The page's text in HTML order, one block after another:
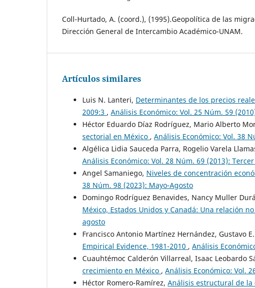
Coll-Hurtado, A. (coord.), (1995).Geopolítica de las
Dirección General de Intercambio Académico-UNAM.
Artículos similares
Luis N. Lanteri, Determinantes de los precios
2009:3 , Análisis Económico: Vol. 25 Núm. 59
Héctor Eduardo Díaz Rodríguez, Mario Alberto
sectorial en México , Análisis Económico: Vol. 38
Algélica Lidia Sauceda Parra, Rogelio Varela
Análisis Económico: Vol. 28 Núm. 69 (2013):
Angel Samaniego, Niveles de concentración
38 Núm. 98 (2023): Mayo-Agosto
Domingo Rodríguez Benavides, Nancy Muller
México, Estados Unidos y Canadá: Una relación
agosto
Francisco Antonio Martínez Hernández, Gustavo
Empirical Evidence, 1981-2010 , Análisis
Cuauhtémoc Calderón Villarreal, Isaac Leobardo
crecimiento en México , Análisis Económico: Vol.
Héctor Romero-Ramírez, Análisis estructural de la